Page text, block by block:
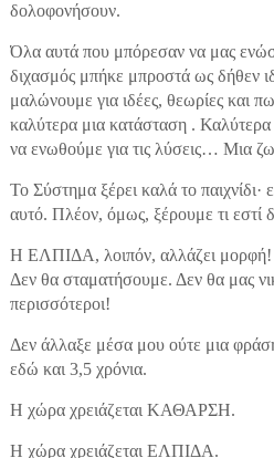
δολοφονήσουν.
Όλα αυτά που μπόρεσαν να μας
διχασμός μπήκε μπροστά ως δήθεν
μαλώνουμε για ιδέες, θεωρίες και
καλύτερα μια κατάσταση .
να ενωθούμε για τις λύσεις… Μια
Το Σύστημα ξέρει καλά το παιχνίδι·
αυτό. Πλέον, όμως, ξέρουμε τι εστί
Η ΕΛΠΙΔΑ, λοιπόν, αλλάζει μορφή!
Δεν θα σταματήσουμε. Δεν θα μας
περισσότεροι!
Δεν άλλαξε μέσα μου ούτε μια
εδώ και 3,5 χρόνια.
Η χώρα χρειάζεται ΚΑΘΑΡΣΗ.
Η χώρα χρειάζεται ΕΛΠΙΔΑ.